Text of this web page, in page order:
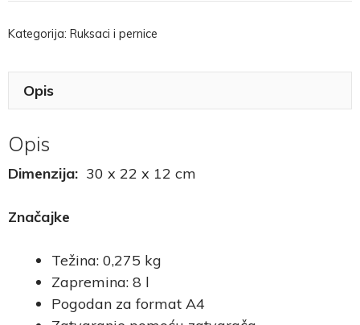
Kategorija: Ruksaci i pernice
Opis
Opis
Dimenzija: 30 x 22 x 12 cm
Značajke
Težina: 0,275 kg
Zapremina: 8 l
Pogodan za format A4